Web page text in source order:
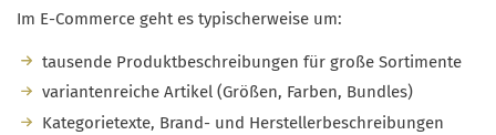
Im E-Commerce geht es typischerweise um:
tausende Produktbeschreibungen für große Sortimente
variantenreiche Artikel (Größen, Farben, Bundles)
Kategorietexte, Brand- und Herstellerbeschreibungen